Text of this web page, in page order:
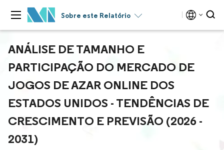
Sobre este Relatório
ANÁLISE DE TAMANHO E
PARTICIPAÇÃO DO MERCADO DE
JOGOS DE AZAR ONLINE DOS
ESTADOS UNIDOS - TENDÊNCIAS DE
CRESCIMENTO E PREVISÃO (2026 -
2031)